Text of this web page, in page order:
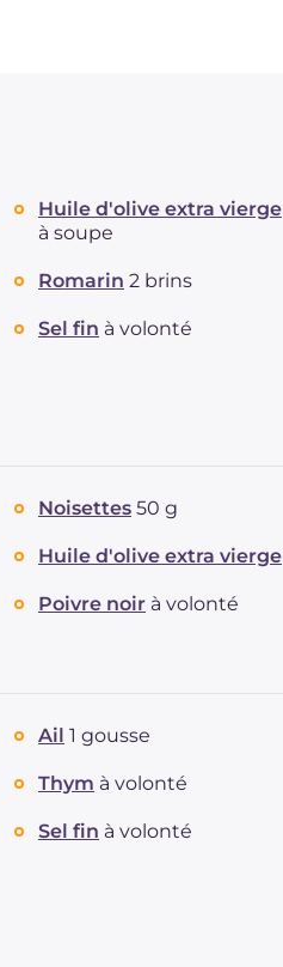
Huile d'olive extra vierge
à soupe
Romarin 2 brins
Sel fin à volonté
Noisettes 50 g
Huile d'olive extra vierge
Poivre noir à volonté
Ail 1 gousse
Thym à volonté
Sel fin à volonté